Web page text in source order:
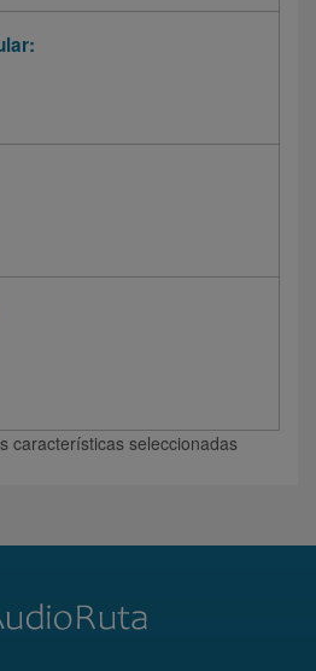
características seleccionadas